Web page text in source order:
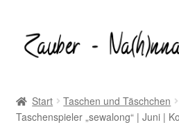
Navigation
springen
Inhalt
springen
Blog
Start Taschen und Täschchen
Taschenspieler „sewalong“ | Juni |